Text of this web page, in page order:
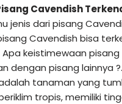
Cavendish
jenis dari pisang
Cavendish bisa
Apa keistimewaan
dengan pisang lainnya
tanaman yang
tropis, memiliki